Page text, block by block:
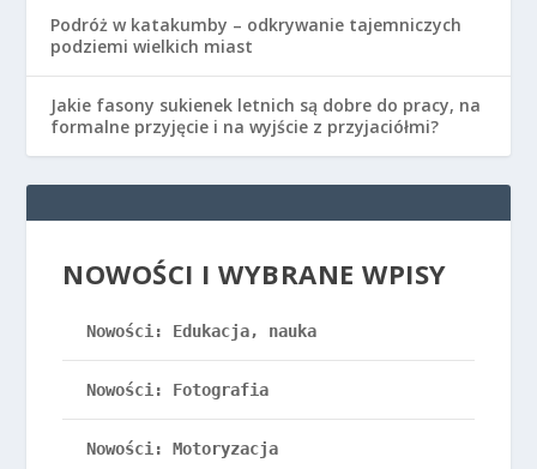
Podróż w katakumby – odkrywanie tajemniczych
podziemi wielkich miast
Jakie fasony sukienek letnich są dobre do pracy, na
formalne przyjęcie i na wyjście z przyjaciółmi?
NOWOŚCI I WYBRANE WPISY
Nowości: Edukacja, nauka
Nowości: Fotografia
Nowości: Motoryzacja